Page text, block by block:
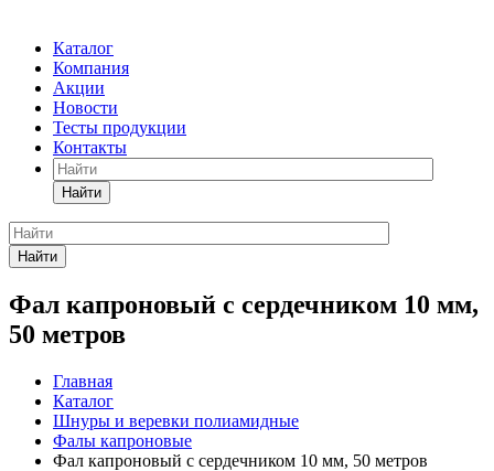
Каталог
Компания
Акции
Новости
Тесты продукции
Контакты
Найти
Найти
Фал капроновый с сердечником 10 мм,
50 метров
Главная
Каталог
Шнуры и веревки полиамидные
Фалы капроновые
Фал капроновый с сердечником 10 мм, 50 метров